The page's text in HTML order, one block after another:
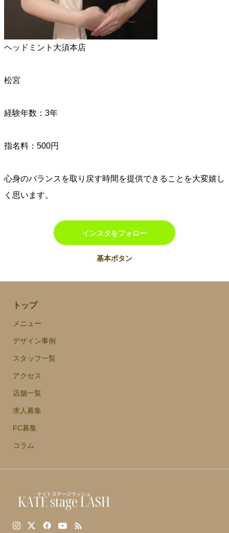
ヘッドミント大須本店
松宮
経験年数：3年
指名料：500円
心身のバランスを取り戻す時間を提供できることを大変嬉し
く思います。
インスタをフォロー
基本ボタン
トップ
メニュー
デザイン事例
スタッフ一覧
アクセス
店舗一覧
求人募集
FC募集
コラム